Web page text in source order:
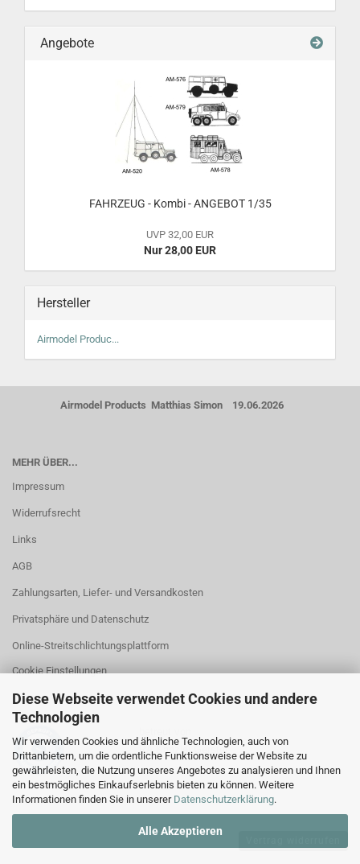
Diese Webseite verwendet Cookies und andere
Technologien
Wir verwenden Cookies und ähnliche Technologien, auch von
Drittanbietern, um die ordentliche Funktionsweise der Website zu
gewährleisten, die Nutzung unseres Angebotes zu analysieren und Ihnen
ein bestmögliches Einkaufserlebnis bieten zu können. Weitere
Informationen finden Sie in unserer Datenschutzerklärung.
Alle Akzeptieren
Angebote
FAHRZEUG - Kombi - ANGEBOT 1/35
UVP 32,00 EUR
Nur 28,00 EUR
Hersteller
Airmodel Produc...
Airmodel Products Matthias Simon 19.06.2026
MEHR ÜBER...
Impressum
Widerrufsrecht
Links
AGB
Zahlungsarten, Liefer- und Versandkosten
Privatsphäre und Datenschutz
Online-Streitschlichtungsplattform
Cookie Einstellungen
RA Kanzlei Gerstel